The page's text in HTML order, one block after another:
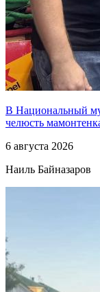
В Национальный
челюсть
6 августа 2026
Наиль Байназаров